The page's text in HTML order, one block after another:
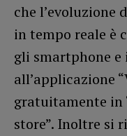
che l’evoluzione
in tempo reale è
gli smartphone
all’applicazione
gratuitamente in
store”. Inoltre si